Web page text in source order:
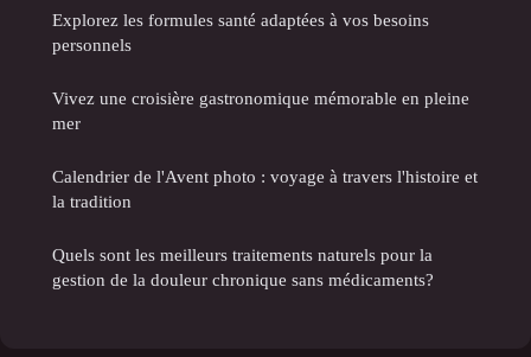
Explorez les formules santé adaptées à vos besoins
personnels
Vivez une croisière gastronomique mémorable en pleine
mer
Calendrier de l'Avent photo : voyage à travers l'histoire et
la tradition
Quels sont les meilleurs traitements naturels pour la
gestion de la douleur chronique sans médicaments?